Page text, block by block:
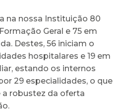
na nossa Instituição 80
Geral e 75 em
Destes, 56 iniciam o
hospitalares e 19 em
estando os internos
29 especialidades, o que
a robustez da oferta